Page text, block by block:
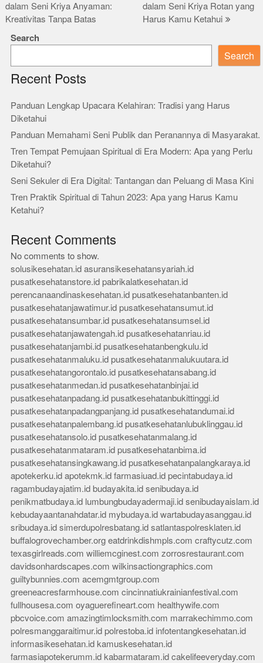
navigation
dalam Seni Kriya Anyaman:
Kreativitas Tanpa Batas
dalam Seni Kriya Rotan yang
Harus Kamu Ketahui
Search
Search
Recent Posts
Panduan Lengkap Upacara Kelahiran: Tradisi yang Harus
Diketahui
Panduan Memahami Seni Publik dan Peranannya di Masyarakat.
Tren Tempat Pemujaan Spiritual di Era Modern: Apa yang Perlu
Diketahui?
Seni Sekuler di Era Digital: Tantangan dan Peluang di Masa Kini
Tren Praktik Spiritual di Tahun 2023: Apa yang Harus Kamu
Ketahui?
Recent Comments
No comments to show.
solusikesehatan.id asuransikesehatansyariah.id
pusatkesehatanstore.id pabrikalatkesehatan.id
perencanaandinaskesehatan.id pusatkesehatanbanten.id
pusatkesehatanjawatimur.id pusatkesehatansumut.id
pusatkesehatansumbar.id pusatkesehatansumsel.id
pusatkesehatanjawatengah.id pusatkesehatanriau.id
pusatkesehatanjambi.id pusatkesehatanbengkulu.id
pusatkesehatanmaluku.id pusatkesehatanmalukuutara.id
pusatkesehatangorontalo.id pusatkesehatansabang.id
pusatkesehatanmedan.id pusatkesehatanbinjai.id
pusatkesehatanpadang.id pusatkesehatanbukittinggi.id
pusatkesehatanpadangpanjang.id pusatkesehatandumai.id
pusatkesehatanpalembang.id pusatkesehatanlubuklinggau.id
pusatkesehatansolo.id pusatkesehatanmalang.id
pusatkesehatanmataram.id pusatkesehatanbima.id
pusatkesehatansingkawang.id pusatkesehatanpalangkaraya.id
apotekerku.id apotekmk.id farmasiuad.id pecintabudaya.id
ragambudayajatim.id budayakita.id senibudaya.id
penikmatbudaya.id lumbungbudayadermaji.id senibudayaislam.id
kebudayaantanahdatar.id mybudaya.id wartabudayasanggau.id
sribudaya.id simerdupolresbatang.id satlantaspolresklaten.id
buffalogrovechamber.org eatdrinkdishmpls.com craftycutz.com
texasgirlreads.com williemcginest.com zorrosrestaurant.com
davidsonhardscapes.com wilkinsactiongraphics.com
guiltybunnies.com acemgmtgroup.com
greeneacresfarmhouse.com cincinnatiukrainianfestival.com
fullhousesa.com oyaguerefineart.com healthywife.com
pbcvoice.com amazingtimlocksmith.com marrakechimmo.com
polresmanggaraitimur.id polrestoba.id infotentangkesehatan.id
informasikesehatan.id kamuskesehatan.id
farmasiapotekerumm.id kabarmataram.id cakelifeeveryday.com